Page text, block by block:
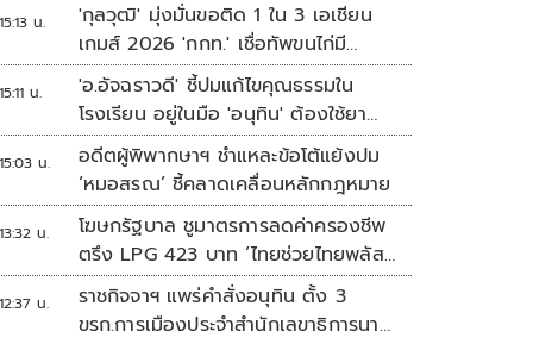
น.
'กุลวุฒิ' มุ่งมั่นขอติด 1 ใน 3 เอเชียน
เกมส์ 2026 'กกท.' เชื่อทัพขนไก่มี
เหรียญแน่
น.
'อ.อัจฉราวดี' ชี้ปมแก้ไขคุณธรรมใน
โรงเรียน อยู่ในมือ 'อนุทิน' ต้องใช้ยา
แรงกับ ก.ศึกษา เรื่องปืนแค่ปลายเหตุ
น.
อดีตผู้พิพากษาฯ ชำแหละข้อโต้แย้งปม
‘หมอสรณ’ ชี้คลาดเคลื่อนหลักกฎหมาย
น.
โฆษกรัฐบาล ชูมาตรการลดค่าครองชีพ
ตรึง LPG 423 บาท ‘ไทยช่วยไทยพลัส’
ดันเงินหมุนแสนล้าน
น.
ราชกิจจาฯ แพร่คำสั่งอนุทิน ตั้ง 3
ขรก.การเมืองประจำสำนักเลขาธิการนา